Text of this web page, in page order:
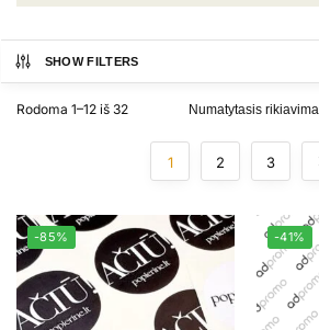
SHOW FILTERS
Rodoma 1–12 iš 32
1 2 3
-85% -41%